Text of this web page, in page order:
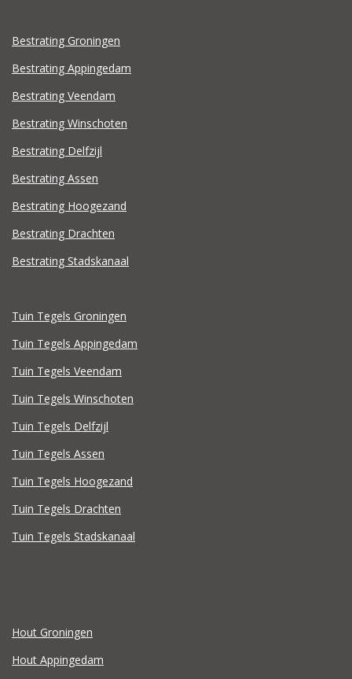
Bestrating Groningen
Bestrating Appingedam
Bestrating Veendam
Bestrating Winschoten
Bestrating Delfzijl
Bestrating Assen
Bestrating Hoogezand
Bestrating Drachten
Bestrating Stadskanaal
Tuin Tegels Groningen
Tuin Tegels Appingedam
Tuin Tegels Veendam
Tuin Tegels Winschoten
Tuin Tegels Delfzijl
Tuin Tegels Assen
Tuin Tegels Hoogezand
Tuin Tegels Drachten
Tuin Tegels Stadskanaal
Hout Groningen
Hout Appingedam